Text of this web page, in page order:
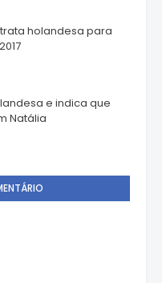
holandesa para
e indica que
Natália